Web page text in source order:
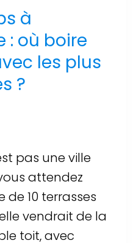
à
: où boire
les plus
?
pas une ville
attendez
de 10 terrasses
vendrait de la
toit, avec